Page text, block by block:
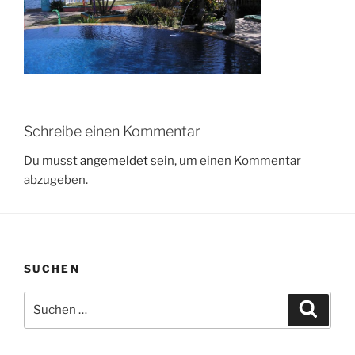
Schreibe einen Kommentar
Du musstangemeldetsein, um einen Kommentar
abzugeben.
SUCHEN
nach: